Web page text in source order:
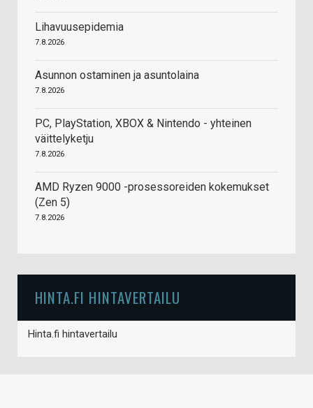
Lihavuusepidemia
7.8.2026
Asunnon ostaminen ja asuntolaina
7.8.2026
PC, PlayStation, XBOX & Nintendo - yhteinen
väittelyketju
7.8.2026
AMD Ryzen 9000 -prosessoreiden kokemukset
(Zen 5)
7.8.2026
HINTA.FI HINTAVERTAILU
Hinta.fi hintavertailu